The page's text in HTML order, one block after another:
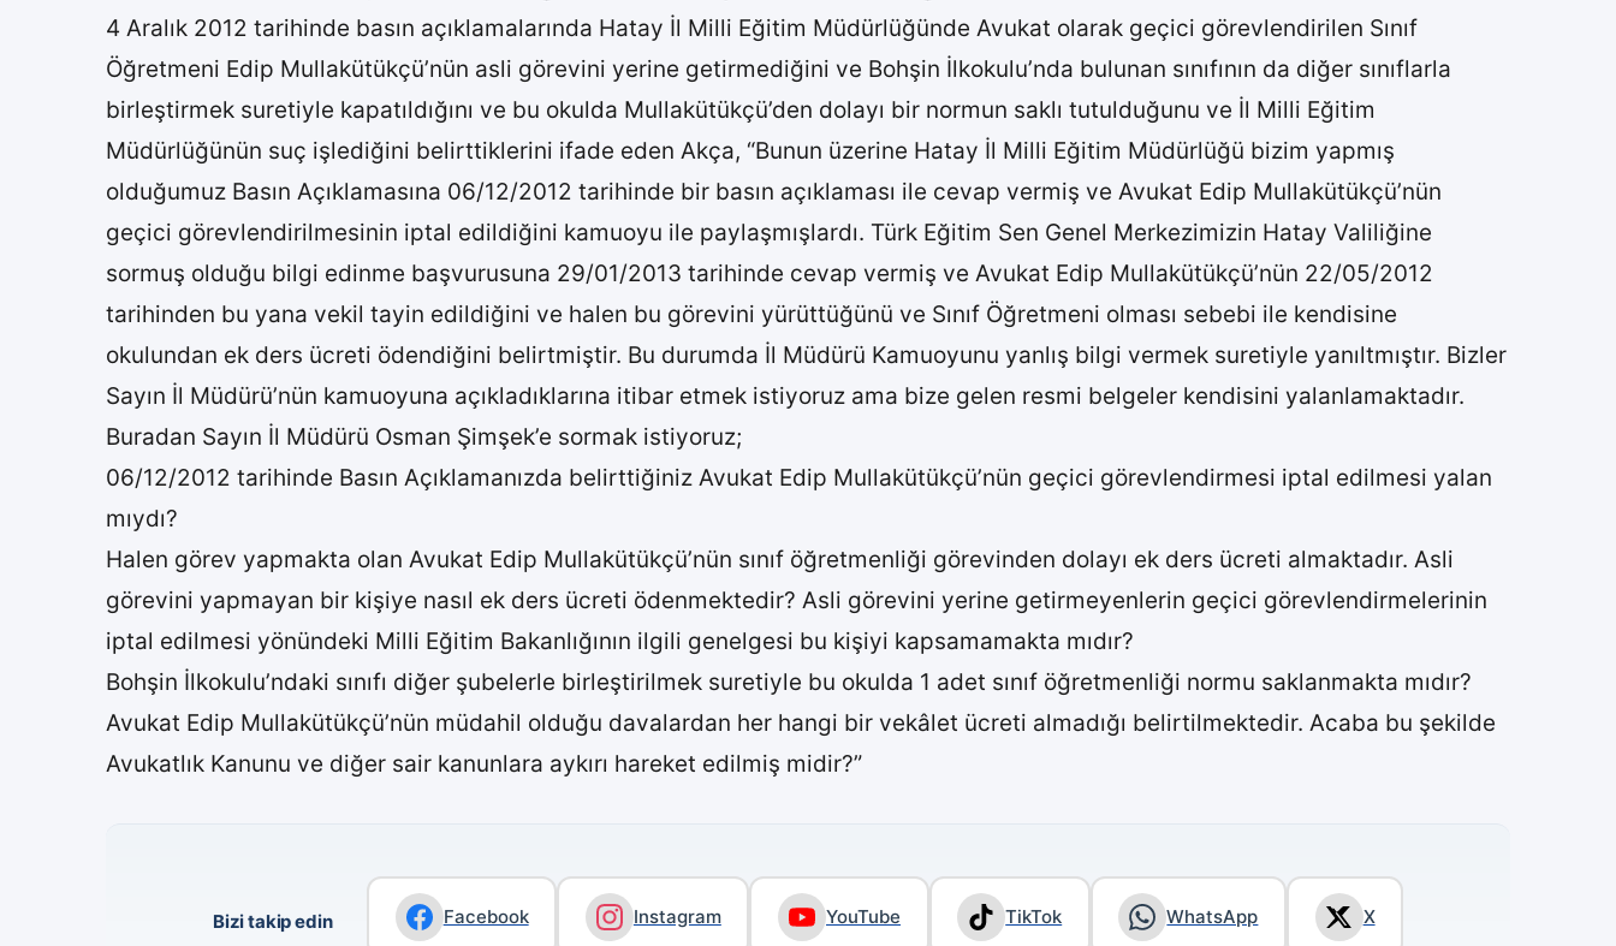
4 Aralık 2012 tarihinde basın açıklamalarında Hatay İl Milli Eğitim Müdürlüğünde Avukat olarak geçici görevlendirilen Sınıf
Öğretmeni Edip Mullakütükçü’nün asli görevini yerine getirmediğini ve Bohşin İlkokulu’nda bulunan sınıfının da diğer sınıflarla
birleştirmek suretiyle kapatıldığını ve bu okulda Mullakütükçü’den dolayı bir normun saklı tutulduğunu ve İl Milli Eğitim
Müdürlüğünün suç işlediğini belirttiklerini ifade eden Akça, “Bunun üzerine Hatay İl Milli Eğitim Müdürlüğü bizim yapmış
olduğumuz Basın Açıklamasına 06/12/2012 tarihinde bir basın açıklaması ile cevap vermiş ve Avukat Edip Mullakütükçü’nün
geçici görevlendirilmesinin iptal edildiğini kamuoyu ile paylaşmışlardı. Türk Eğitim Sen Genel Merkezimizin Hatay Valiliğine
sormuş olduğu bilgi edinme başvurusuna 29/01/2013 tarihinde cevap vermiş ve Avukat Edip Mullakütükçü’nün 22/05/2012
tarihinden bu yana vekil tayin edildiğini ve halen bu görevini yürüttüğünü ve Sınıf Öğretmeni olması sebebi ile kendisine
okulundan ek ders ücreti ödendiğini belirtmiştir. Bu durumda İl Müdürü Kamuoyunu yanlış bilgi vermek suretiyle yanıltmıştır. Bizler
Sayın İl Müdürü’nün kamuoyuna açıkladıklarına itibar etmek istiyoruz ama bize gelen resmi belgeler kendisini yalanlamaktadır.
Buradan Sayın İl Müdürü Osman Şimşek’e sormak istiyoruz;
06/12/2012 tarihinde Basın Açıklamanızda belirttiğiniz Avukat Edip Mullakütükçü’nün geçici görevlendirmesi iptal edilmesi yalan
mıydı?
Halen görev yapmakta olan Avukat Edip Mullakütükçü’nün sınıf öğretmenliği görevinden dolayı ek ders ücreti almaktadır. Asli
görevini yapmayan bir kişiye nasıl ek ders ücreti ödenmektedir? Asli görevini yerine getirmeyenlerin geçici görevlendirmelerinin
iptal edilmesi yönündeki Milli Eğitim Bakanlığının ilgili genelgesi bu kişiyi kapsamamakta mıdır?
Bohşin İlkokulu’ndaki sınıfı diğer şubelerle birleştirilmek suretiyle bu okulda 1 adet sınıf öğretmenliği normu saklanmakta mıdır?
Avukat Edip Mullakütükçü’nün müdahil olduğu davalardan her hangi bir vekâlet ücreti almadığı belirtilmektedir. Acaba bu şekilde
Avukatlık Kanunu ve diğer sair kanunlara aykırı hareket edilmiş midir?”
Bizi takip edin Facebook Instagram YouTube TikTok WhatsApp X